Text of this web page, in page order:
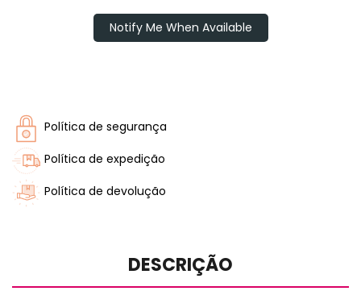
Notify Me When Available
Política de segurança
Política de expedição
Política de devolução
DESCRIÇÃO